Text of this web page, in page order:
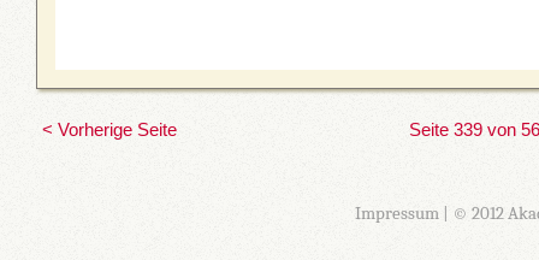
< Vorherige Seite Seite 339 von
Impressum| © 2012